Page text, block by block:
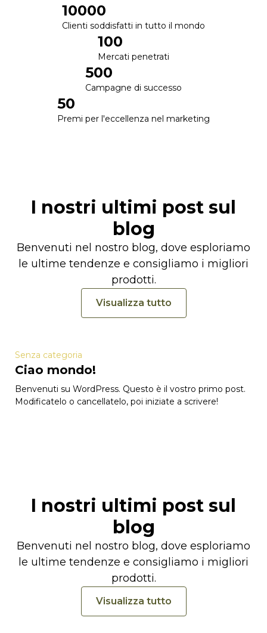
Clienti soddisfatti in tutto il mondo
10000
Mercati penetrati
100
Campagne di successo
500
Premi per l'eccellenza nel marketing
50
I nostri ultimi post sul
blog
Benvenuti nel nostro blog, dove esploriamo
le ultime tendenze e consigliamo i migliori
prodotti.
Visualizza tutto
Senza categoria
Ciao mondo!
Benvenuti su WordPress. Questo è il vostro primo post.
Modificatelo o cancellatelo, poi iniziate a scrivere!
I nostri ultimi post sul
blog
Benvenuti nel nostro blog, dove esploriamo
le ultime tendenze e consigliamo i migliori
prodotti.
Visualizza tutto